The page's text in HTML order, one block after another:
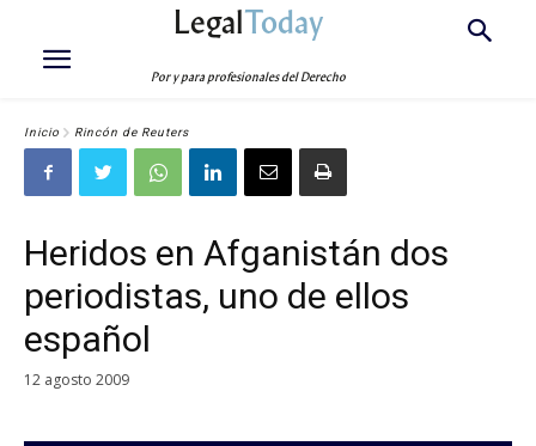
LegalToday
Por y para profesionales del Derecho
Inicio Rincón de Reuters
Heridos en Afganistán dos
periodistas, uno de ellos
español
12 agosto 2009